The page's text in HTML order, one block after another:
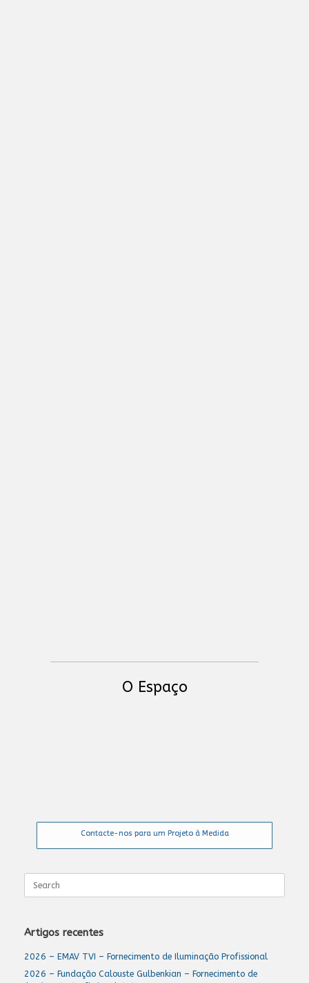
O Espaço
Contacte-nos para um Projeto à Medida
for:
Artigos recentes
2026 – EMAV TVI – Fornecimento de Iluminação Profissional
2026 – Fundação Calouste Gulbenkian – Fornecimento de